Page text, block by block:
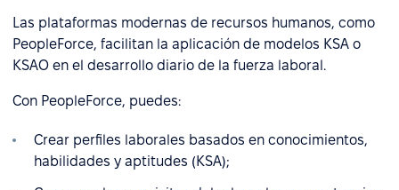
Las plataformas modernas de recursos humanos, como
PeopleForce, facilitan la aplicación de modelos KSA o
KSAO en el desarrollo diario de la fuerza laboral.
Con PeopleForce, puedes:
Crear perfiles laborales basados en conocimientos,
habilidades y aptitudes (KSA);